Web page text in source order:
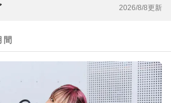
2026/8/8更新
間